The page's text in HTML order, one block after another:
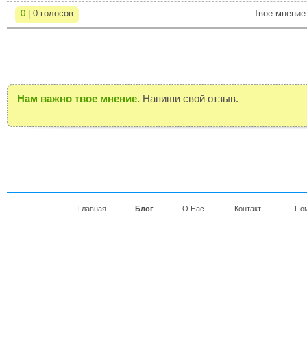
0 | 0 голосов Твое
Нам важно твое мнение. Напиши свой отзыв.
Главная Блог О Нас Контакт